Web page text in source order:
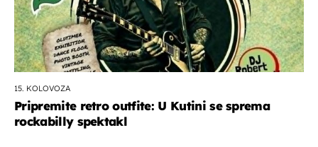
15. KOLOVOZA
Pripremite retro outfite: U Kutini se sprema
rockabilly spektakl